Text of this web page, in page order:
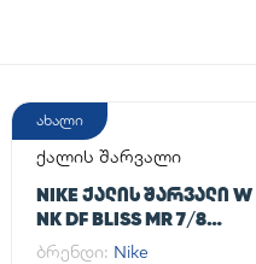
ახალი
ქალის შარვალი
NIKE ᲥᲐᲚᲘᲡ ᲨᲐᲠᲕᲐᲚᲘ W
NK DF BLISS MR 7/8
JOGGER
ბრენდი: Nike